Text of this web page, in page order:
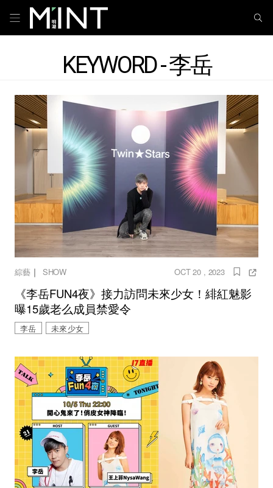
KEYWORD - 李岳
綜藝｜ SHOW OCT 20 , 2023
《李岳FUN4夜》接力訪問未來少女！緋紅魅影
曝15歲老么成員禁愛令
李岳 未來少女